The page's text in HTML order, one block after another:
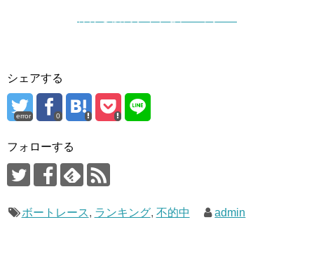
シェアする
error 0
フォローする
ボートレース, ランキング, 不的中 admin